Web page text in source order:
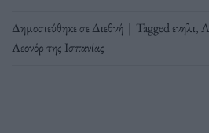
Δημοσιεύθηκε σεΔιεθνή | Taggedενηλι,
Λεονόρ της Ισπανίας